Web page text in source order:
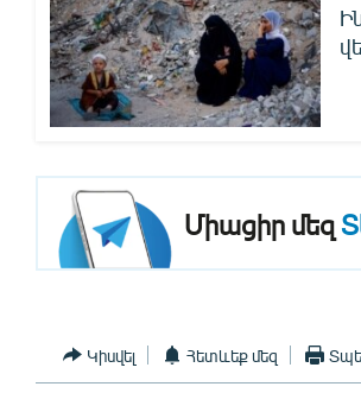
Միացիր մեզ
Կիսվել Հետևեք մեզ